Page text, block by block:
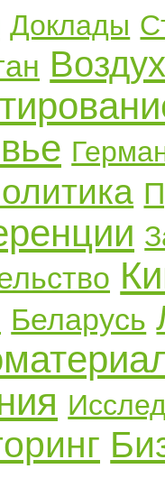
Доклады
Воздух
Беларусь